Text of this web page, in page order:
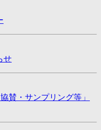
せ
・サンプリング等」